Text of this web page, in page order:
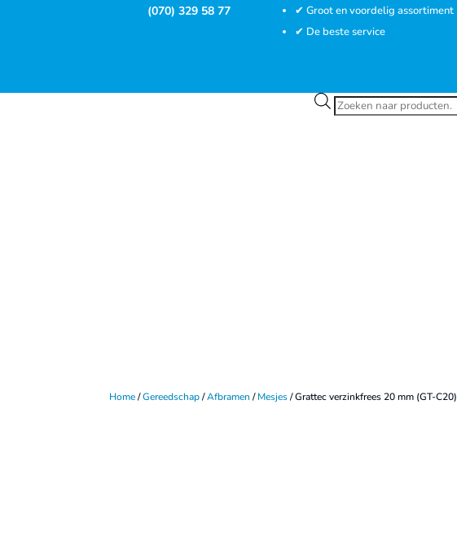
(070) 329 58 77
✔ Groot en voordelig assortiment
✔ De beste service
Producten
Home/Gereedschap/Afbramen /Mesjes/ Grattec verzinkfrees 20 mm (GT-C20)